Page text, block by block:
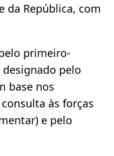
da República, com
primeiro-
pelo
base nos
às forças
e pelo